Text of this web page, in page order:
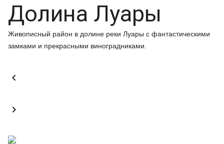
Долина Луары
Живописный район в долине реки Луары с фантастическими
замками и прекрасными виноградниками.

